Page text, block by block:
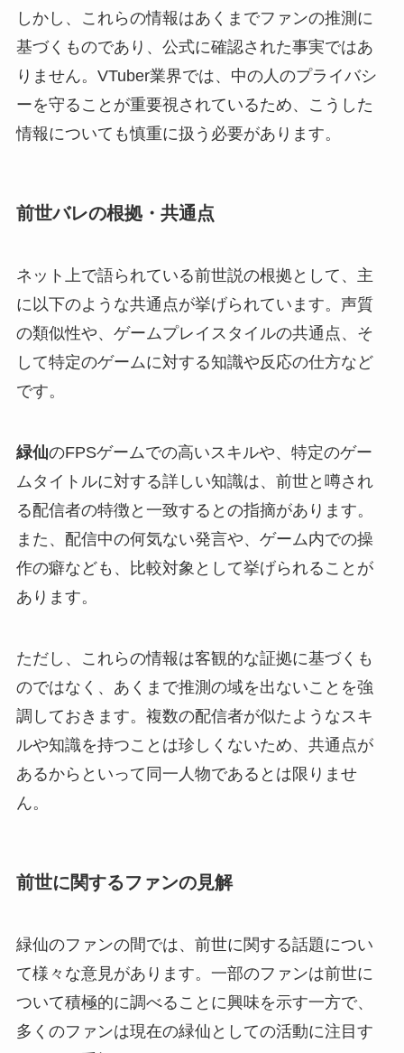
しかし、これらの情報はあくまでファンの推測に
基づくものであり、公式に確認された事実ではあ
りません。VTuber業界では、中の人のプライバシ
ーを守ることが重要視されているため、こうした
情報についても慎重に扱う必要があります。
前世バレの根拠・共通点
ネット上で語られている前世説の根拠として、主
に以下のような共通点が挙げられています。声質
の類似性や、ゲームプレイスタイルの共通点、そ
して特定のゲームに対する知識や反応の仕方など
です。
緑仙のFPSゲームでの高いスキルや、特定のゲー
ムタイトルに対する詳しい知識は、前世と噂され
る配信者の特徴と一致するとの指摘があります。
また、配信中の何気ない発言や、ゲーム内での操
作の癖なども、比較対象として挙げられることが
あります。
ただし、これらの情報は客観的な証拠に基づくも
のではなく、あくまで推測の域を出ないことを強
調しておきます。複数の配信者が似たようなスキ
ルや知識を持つことは珍しくないため、共通点が
あるからといって同一人物であるとは限りませ
ん。
前世に関するファンの見解
緑仙のファンの間では、前世に関する話題につい
て様々な意見があります。一部のファンは前世に
ついて積極的に調べることに興味を示す一方で、
多くのファンは現在の緑仙としての活動に注目す